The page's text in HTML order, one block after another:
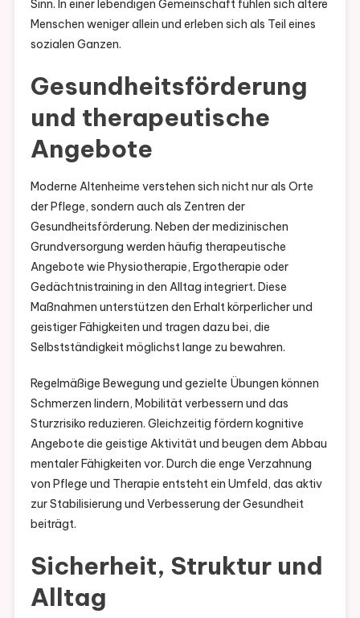
Sinn. In einer lebendigen Gemeinschaft fühlen sich ältere
Menschen weniger allein und erleben sich als Teil eines
sozialen Ganzen.
Gesundheitsförderung
und therapeutische
Angebote
Moderne Altenheime verstehen sich nicht nur als Orte
der Pflege, sondern auch als Zentren der
Gesundheitsförderung. Neben der medizinischen
Grundversorgung werden häufig therapeutische
Angebote wie Physiotherapie, Ergotherapie oder
Gedächtnistraining in den Alltag integriert. Diese
Maßnahmen unterstützen den Erhalt körperlicher und
geistiger Fähigkeiten und tragen dazu bei, die
Selbstständigkeit möglichst lange zu bewahren.
Regelmäßige Bewegung und gezielte Übungen können
Schmerzen lindern, Mobilität verbessern und das
Sturzrisiko reduzieren. Gleichzeitig fördern kognitive
Angebote die geistige Aktivität und beugen dem Abbau
mentaler Fähigkeiten vor. Durch die enge Verzahnung
von Pflege und Therapie entsteht ein Umfeld, das aktiv
zur Stabilisierung und Verbesserung der Gesundheit
beiträgt.
Sicherheit, Struktur und
Alltag